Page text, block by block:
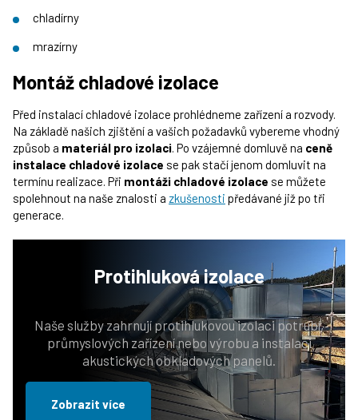
chladírny
mrazírny
Montáž chladové izolace
Před instalací chladové izolace prohlédneme zařízení a rozvody.
Na základě našich zjištění a vašich požadavků vybereme vhodný
způsob a materiál pro izolaci. Po vzájemné domluvě na ceně
instalace chladové izolace se pak stačí jenom domluvit na
termínu realizace. Při montáži chladové izolace se můžete
spolehnout na naše znalosti a zkušenosti předávané již po tři
generace.
Protihlukováizolace
Naše služby zahrnují protihlukovou izolaci potrubí,
průmyslových zařízení nebo výrobu a instalaci
akustických obkladových panelů.
Zobrazit více